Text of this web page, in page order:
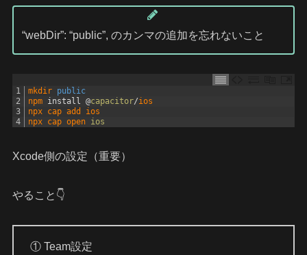
“webDir”: “public”, のカンマの追加を忘れないこと
1
2
3
4
mkdir public
npm install @capacitor/ios
npx cap add ios
npx cap open ios
Xcode側の設定（重要）
やること👇
① Team設定